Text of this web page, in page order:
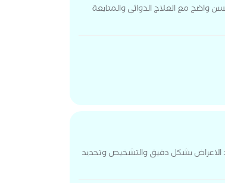
مع العلاج الدوائي والمتابعة
الاعراض بشكل دقيق والتشخيص وتحديد